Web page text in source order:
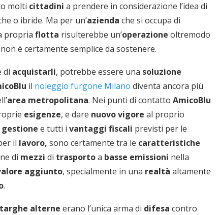
molti cittadini a prendere in considerazione l’idea di
o ibride. Ma per un’azienda che si occupa di
propria flotta risulterebbe un’operazione oltremodo
è certamente semplice da sostenere.
di acquistarli, potrebbe essere una soluzione
il noleggio furgone Milano diventa ancora più
area metropolitana. Nei punti di contatto AmicoBlu
esigenze, e dare nuovovigore al proprio
gestione e tutti i vantaggi fiscali previsti per le
il lavoro, sono certamente tra le caratteristiche
di mezzi di trasportoa basse emissioni nella
aggiunto, specialmente in una realtà altamente
.
targhe alterne erano l’unica arma di difesa contro